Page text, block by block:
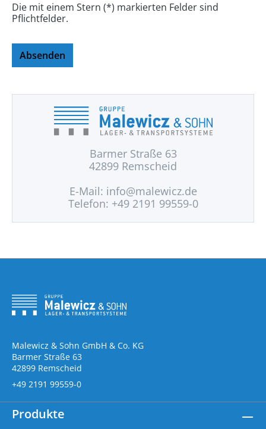
Die mit einem Stern (*) markierten Felder sind
Pflichtfelder.
Absenden
Barmer Straße 63
42899 Remscheid
E-Mail: info@malewicz.de
Telefon: +49 2191 99559-0
Malewicz & Sohn GmbH & Co. KG
Barmer Straße 63
42899 Remscheid
+49 2191 99559-0
Produkte